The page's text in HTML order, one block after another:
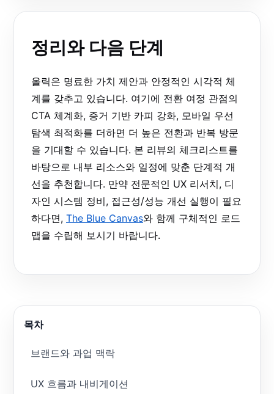
정리와 다음 단계
올릭은 명료한 가치 제안과 안정적인 시각적 체
계를 갖추고 있습니다. 여기에 전환 여정 관점의
CTA 체계화, 증거 기반 카피 강화, 모바일 우선
탐색 최적화를 더하면 더 높은 전환과 반복 방문
을 기대할 수 있습니다. 본 리뷰의 체크리스트를
바탕으로 내부 리소스와 일정에 맞춘 단계적 개
선을 추천합니다. 만약 전문적인 UX 리서치, 디
자인 시스템 정비, 접근성/성능 개선 실행이 필요
하다면, The Blue Canvas와 함께 구체적인 로드
맵을 수립해 보시기 바랍니다.
목차
브랜드와 과업 맥락
UX 흐름과 내비게이션